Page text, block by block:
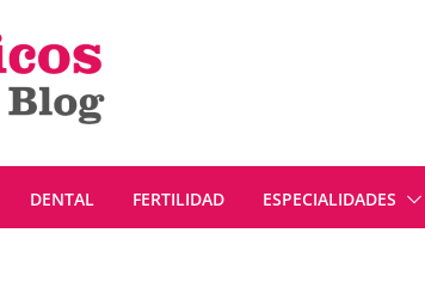
DENTAL FERTILIDAD ESPECIALIDADES